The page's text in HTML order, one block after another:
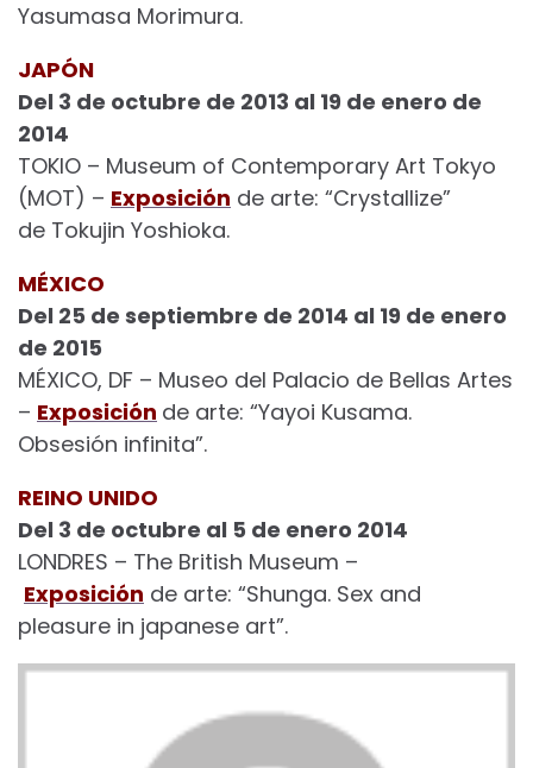
Yasumasa Morimura.
JAPÓN
Del 3 de octubre de 2013 al 19 de enero de
2014
TOKIO – Museum of Contemporary Art Tokyo
(MOT) – Exposición de arte: “Crystallize”
de Tokujin Yoshioka.
MÉXICO
Del 25 de septiembre de 2014 al 19 de enero
de 2015
MÉXICO, DF – Museo del Palacio de Bellas Artes
– Exposición de arte: “Yayoi Kusama.
Obsesión infinita”.
REINO UNIDO
Del 3 de octubre al 5 de enero 2014
LONDRES – The British Museum –
Exposición de arte: “Shunga. Sex and
pleasure in japanese art”.